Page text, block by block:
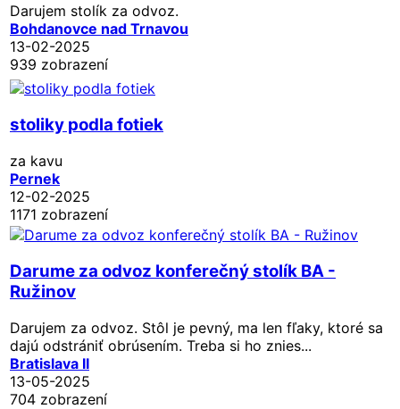
Darujem stolík za odvoz.
Bohdanovce nad Trnavou
13-02-2025
939 zobrazení
stoliky podla fotiek
za kavu
Pernek
12-02-2025
1171 zobrazení
Darume za odvoz konferečný stolík BA -
Ružinov
Darujem za odvoz. Stôl je pevný, ma len fľaky, ktoré sa
dajú odstrániť obrúsením. Treba si ho znies...
Bratislava II
13-05-2025
704 zobrazení